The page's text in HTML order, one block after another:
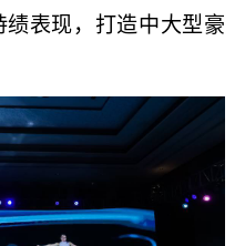
表现，打造中大型豪